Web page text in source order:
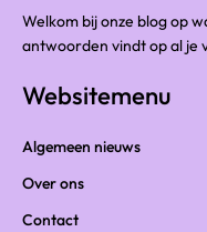
Welkom bij onze blog op
antwoorden vindt op al je
Websitemenu
Algemeen nieuws
Over ons
Contact